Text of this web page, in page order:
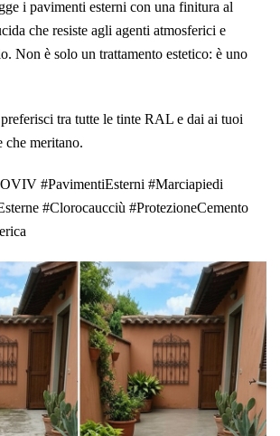
i pavimenti esterni con una finitura al
che resiste agli agenti atmosferici e
Non è solo un trattamento estetico: è uno
tra tutte le tinte RAL e dai ai tuoi
che meritano.
#PavimentiEsterni #Marciapiedi
#Clorocaucciù #ProtezioneCemento